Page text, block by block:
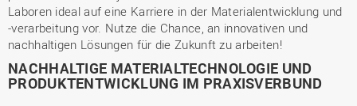
Laboren ideal auf eine Karriere in der Materialentwicklung und
-verarbeitung vor. Nutze die Chance, an innovativen und
nachhaltigen Lösungen für die Zukunft zu arbeiten!
NACHHALTIGE MATERIALTECHNOLOGIE UND
PRODUKTENTWICKLUNG IM PRAXISVERBUND